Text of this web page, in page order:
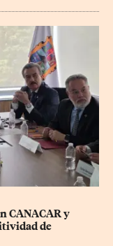
CANACAR y
de